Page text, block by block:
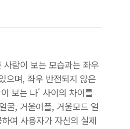
람이 보는 모습과는 좌우
으며, 좌우 반전되지 않은
보는 나' 사이의 차이를
굴, 거울어플, 거울모드 얼
여 사용자가 자신의 실제